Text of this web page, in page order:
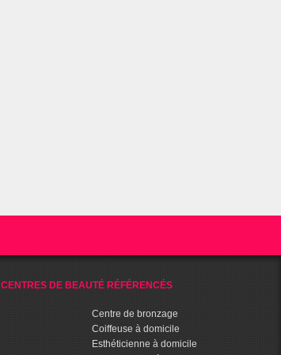
CENTRES DE BEAUTÉ RÉFÉRENCÉS
Centre de bronzage
Coiffeuse à domicile
Esthéticienne à domicile